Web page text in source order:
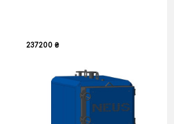
237200 ₴